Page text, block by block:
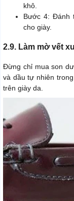
khô.
Bước 4: Đánh
cho giày.
2.9. Làm mờ vết
Đừng chỉ mua son
và dầu tự nhiên
trên giày da.